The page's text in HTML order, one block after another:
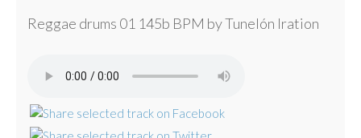
Reggae drums 01 145b BPM by Tunelón Iration